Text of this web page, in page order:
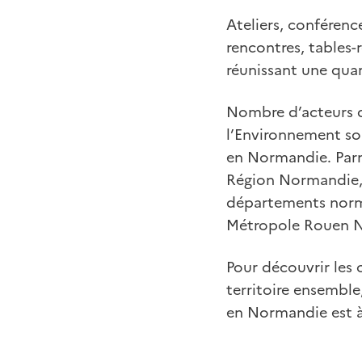
Ateliers,
rencontres,
réunissant une
Nombre
l’Environnement
en Normandie.
Région
départements
Métropole Rouen
Pour découvrir les
territoire
en Normandie est